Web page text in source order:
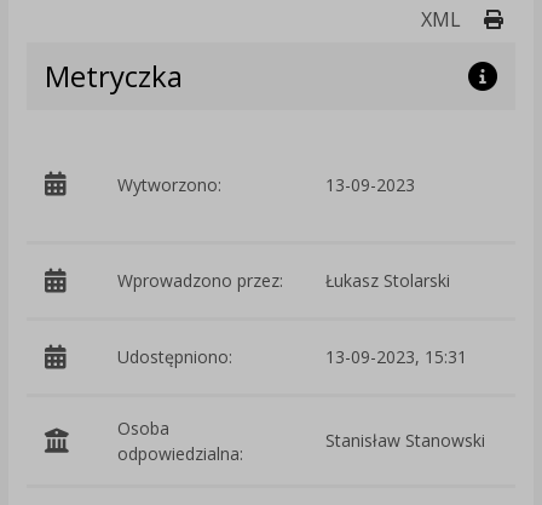
XML
Metryczka
Wytworzono: 13-09-2023
Wprowadzono przez: Łukasz Stolarski
Udostępniono: 13-09-2023, 15:31
Osoba
odpowiedzialna:
Stanisław Stanowski